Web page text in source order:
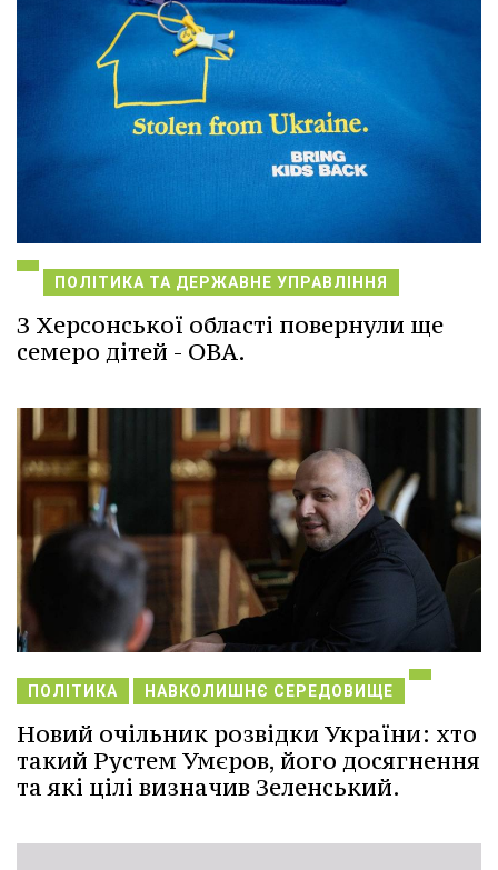
ПОЛІТИКА ТА ДЕРЖАВНЕ УПРАВЛІННЯ
З Херсонської області повернули ще
семеро дітей - ОВА.
ПОЛІТИКА НАВКОЛИШНЄ СЕРЕДОВИЩЕ
Новий очільник розвідки України: хто
такий Рустем Умєров, його досягнення
та які цілі визначив Зеленський.